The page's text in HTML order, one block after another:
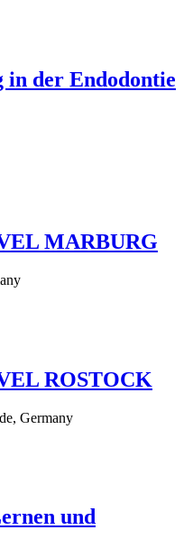
in der Endodontie
MARBURG
ROSTOCK
Germany
und